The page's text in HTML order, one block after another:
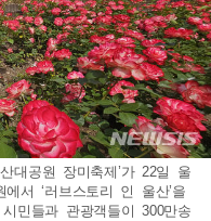
대공원 장미축제’가 22일 울
서 ‘러브스토리 인 울산’을
민들과 관광객들이 300만송